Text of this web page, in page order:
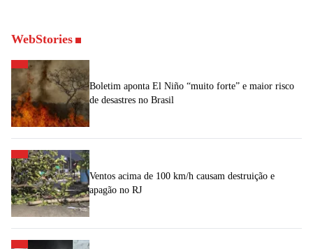
WebStories
Boletim aponta El Niño “muito forte” e maior risco
de desastres no Brasil
Ventos acima de 100 km/h causam destruição e
apagão no RJ